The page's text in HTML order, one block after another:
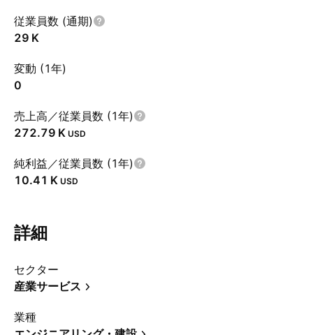
従業員数 (通期)
‪29 K‬
変動 (1年)
0
売上高／従業員数 (1年)
‪272.79 K‬ USD
純利益／従業員数 (1年)
‪10.41 K‬ USD
詳細
セクター
産業サービス
業種